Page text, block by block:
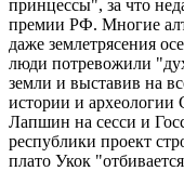
принцессы", за что
премии РФ. Многие
даже землетрясения
люди потревожили
земли и выставив на
истории и
Лапшин на сесси и
республики проект
плато Укок